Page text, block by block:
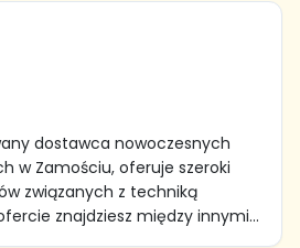
dostawca nowoczesnych
w Zamościu, oferuje szeroki
związanych z techniką
znajdziesz między innymi...